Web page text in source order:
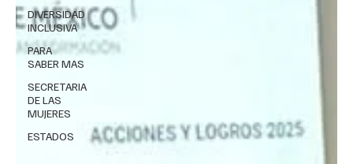
DIVERSIDAD
INCLUSIVA
PARA
SABER MAS
SECRETARIA
DE LAS
MUJERES
ESTADOS